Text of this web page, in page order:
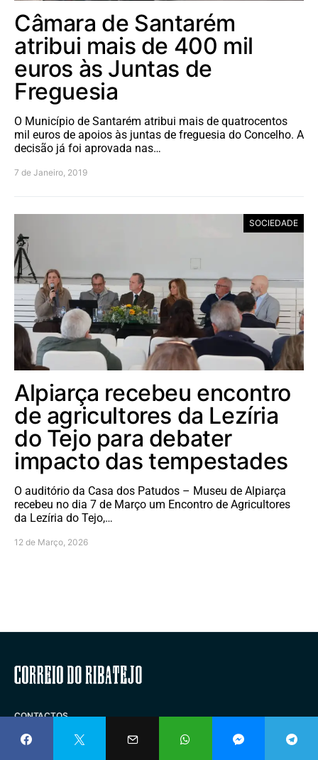
Câmara de Santarém
atribui mais de 400 mil
euros às Juntas de
Freguesia
O Município de Santarém atribui mais de quatrocentos
mil euros de apoios às juntas de freguesia do Concelho. A
decisão já foi aprovada nas…
7 de Janeiro, 2019
SOCIEDADE
Alpiarça recebeu encontro
de agricultores da Lezíria
do Tejo para debater
impacto das tempestades
O auditório da Casa dos Patudos – Museu de Alpiarça
recebeu no dia 7 de Março um Encontro de Agricultores
da Lezíria do Tejo,…
12 de Março, 2026
Correio do Ribatejo
CONTACTOS